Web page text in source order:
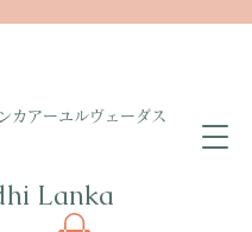
カアーユルヴェーダス
Lanka​